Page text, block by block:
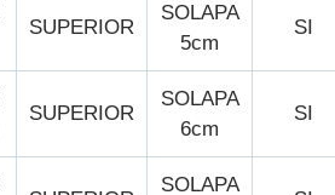
SUPERIOR
SOLAPA
5cm
SI
SUPERIOR
SOLAPA
6cm
SI
SOLAPA